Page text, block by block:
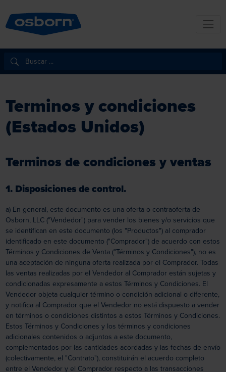
Terminos y condiciones
(Estados Unidos)
Terminos de condiciones y ventas
1. Disposiciones de control.
a) En general, este documento es una oferta o contraoferta de
Osborn, LLC ("Vendedor") para vender los bienes y/o servicios que
se identifican en este documento (los "Productos") al comprador
identificado en este documento ("Comprador") de acuerdo con estos
Términos y Condiciones de Venta ("Términos y Condiciones"), no es
una aceptación de ninguna oferta realizada por el Comprador. Todas
las ventas realizadas por el Vendedor al Comprador están sujetas y
condicionadas expresamente a estos Términos y Condiciones. El
Vendedor objeta cualquier término o condición adicional o diferente,
y notifica al Comprador que el Vendedor no está dispuesto a vender
en términos o condiciones distintos a estos Términos y Condiciones.
Estos Términos y Condiciones y los términos y condiciones
adicionales contenidos o adjuntos a este documento,
complementados por las cantidades acordadas y las fechas de envío
(colectivamente, el "Contrato"), constituirán el acuerdo completo
entre el Vendedor y el Comprador respecto a las transacciones